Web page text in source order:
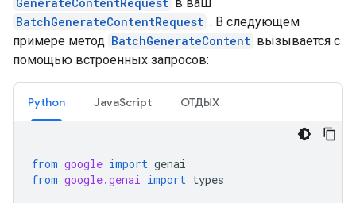
BatchGenerateContentRequest . В следующем
примере метод BatchGenerateContent вызывается с
помощью встроенных запросов:
Python JavaScript ОТДЫХ
from google import genai
from google.genai import types